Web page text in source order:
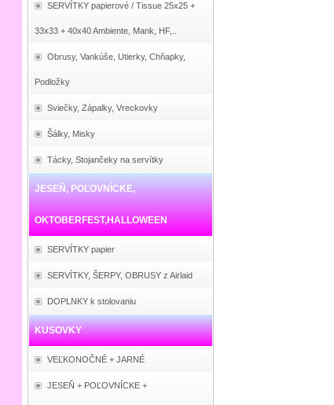
SERVÍTKY papierové / Tissue 25x25 +
33x33 + 40x40 Ambiente, Mank, HF,..
Obrusy, Vankúše, Utierky, Chňapky,
Podložky
Sviečky, Zápalky, Vreckovky
Šálky, Misky
Tácky, Stojančeky na servítky
JESEŇ, POĽOVNÍCKE,
OKTOBERFEST,HALLOWEEN
SERVÍTKY papier
SERVÍTKY, ŠERPY, OBRUSY z Airlaid
DOPLNKY k stolovaniu
KUSOVKY
VEĽKONOČNÉ + JARNÉ
JESEŇ + POĽOVNÍCKE +